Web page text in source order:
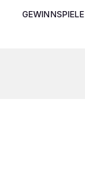
GEWINNSPIELE